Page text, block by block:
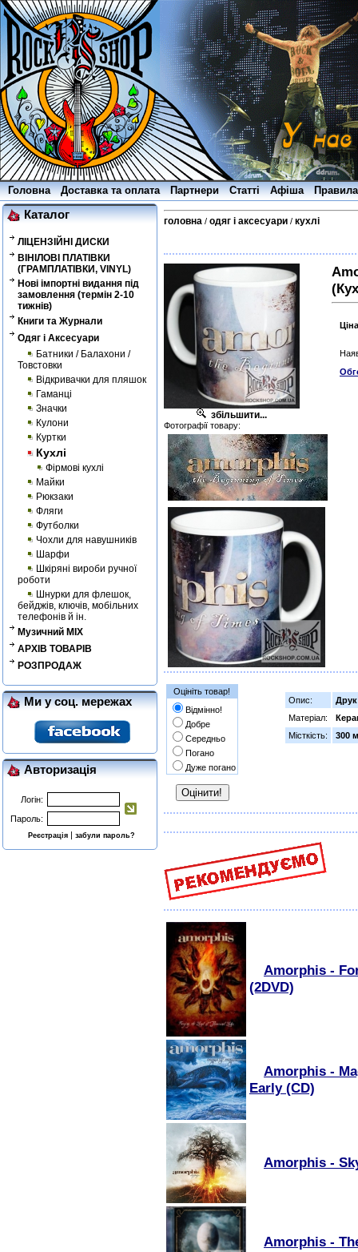
Головна Доставка та оплата Партнери Статті Афіша
Каталог
ЛІЦЕНЗІЙНІ ДИСКИ
ВІНІЛОВІ ПЛАТІВКИ
(ГРАМПЛАТІВКИ, VINYL)
Нові імпортні видання під
замовлення (термін 2-10
тижнів)
Книги та Журнали
Одяг і Аксесуари
Батники / Балахони /
Товстовки
Відкривачки для пляшок
Гаманці
Значки
Кулони
Куртки
Кухлі
Фірмові кухлі
Майки
Рюкзаки
Фляги
Футболки
Чохли для навушників
Шарфи
Шкіряні вироби ручної
роботи
Шнурки для флешок,
бейджів, ключів, мобільних
телефонів й ін.
Музичний MIX
АРХІВ ТОВАРІВ
РОЗПРОДАЖ
Ми у соц. мережах
Авторизація
Логін:
Пароль:
Реєстрація |забули пароль?
головна / одяг і аксесуари / кухлі
збільшити...
Фотографії товару:
Оцініть товар!
Відмінно!
Добре
Середньо
Погано
Дуже погано
Опис:
Друк
Матеріал:
Місткість:
300
Amorphis -
(2DVD)
Amorphis -
Early (CD)
Amorphis -
Amorphis -